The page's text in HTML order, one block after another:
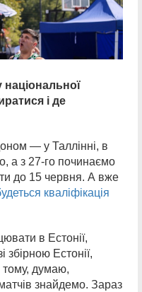
національної
і де
— у Таллінні, в
а з 27-го починаємо
до 15 червня. А вже
кваліфікація
в Естонії,
збірною Естонії,
тому, думаю,
знайдемо. Зараз